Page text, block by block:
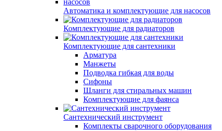
Автоматика и комплектующие для насосов
Комплектующие для радиаторов
Комплектующие для сантехники
Арматура
Манжеты
Подводка гибкая для воды
Сифоны
Шланги для стиральных машин
Комплектующие для фаянса
Сантехнический инструмент
Комплекты сварочного оборудования